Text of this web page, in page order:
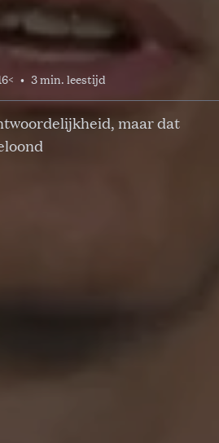
< • 3 min. leestijd
maar dat